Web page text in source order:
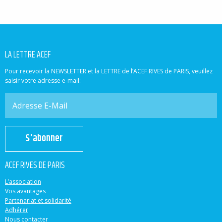
LA LETTRE ACEF
Pour recevoir la NEWSLETTER et la LETTRE de l’ACEF RIVES de PARIS, veuillez
saisir votre adresse e-mail:
S'abonner
ACEF RIVES DE PARIS
L’association
Vos avantages
Partenariat et solidarité
Adhérer
Nous contacter